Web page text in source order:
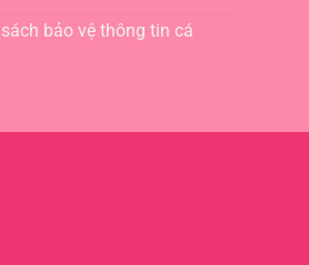
bảo vệ thông tin cá